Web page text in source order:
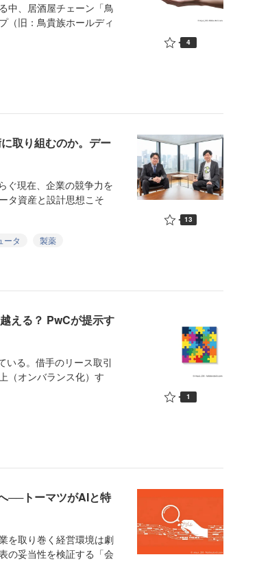
中、居酒屋チェーン「鳥
（旧：鳥貴族ホールディ
4
取り組むのか。デー
ぐ現在、企業の競争力を
タ資産と設計思想こそ
ータ
製薬
13
える？ PwCが提示す
る。借手のリース取引
（オンバランス化）す
1
──トーマツがAIと特
を取り巻く経営環境は劇
の妥当性を検証する「会